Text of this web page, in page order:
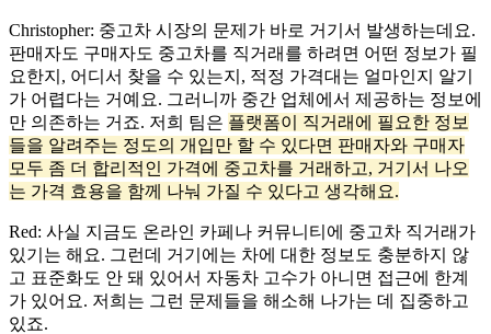
Christopher: 중고차 시장의 문제가 바로 거기서 발생하는데요.
판매자도 구매자도 중고차를 직거래를 하려면 어떤 정보가 필
요한지, 어디서 찾을 수 있는지, 적정 가격대는 얼마인지 알기
가 어렵다는 거예요. 그러니까 중간 업체에서 제공하는 정보에
만 의존하는 거죠. 저희 팀은 플랫폼이 직거래에 필요한 정보
들을 알려주는 정도의 개입만 할 수 있다면 판매자와 구매자
모두 좀 더 합리적인 가격에 중고차를 거래하고, 거기서 나오
는 가격 효용을 함께 나눠 가질 수 있다고 생각해요.
Red: 사실 지금도 온라인 카페나 커뮤니티에 중고차 직거래가
있기는 해요. 그런데 거기에는 차에 대한 정보도 충분하지 않
고 표준화도 안 돼 있어서 자동차 고수가 아니면 접근에 한계
가 있어요. 저희는 그런 문제들을 해소해 나가는 데 집중하고
있죠.